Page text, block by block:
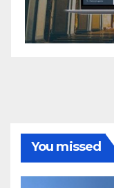
You missed